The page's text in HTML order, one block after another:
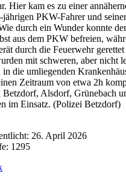
Hier kam es zu einer
jährigen PKW-Fahrer und
durch ein Wunder konnte
aus dem PKW befreien,
durch die Feuerwehr
mit schweren, aber nicht
in die umliegenden
Zeitraum von etwa 2h
Betzdorf, Alsdorf, Grünebach
im Einsatz. (Polizei Betzdorf)
26. April 2026
1295